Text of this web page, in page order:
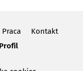
Praca
Kontakt